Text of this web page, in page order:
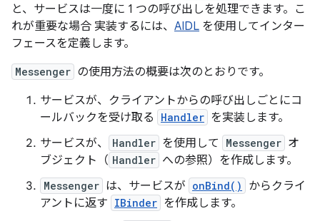
と、サービスは一度に 1 つの呼び出しを処理できます。こ
れが重要な場合 実装するには、 AIDL を使用してインター
フェースを定義します。
Messenger の使用方法の概要は次のとおりです。
サービスが、クライアントからの呼び出しごとにコ
ールバックを受け取る
Handler を実装します。
サービスが、
Handler を使用して Messenger オ
ブジェクト（ Handler への参照）を作成します。
Messenger は、サービスが onBind()
からクライ
アントに返す IBinder を作成します。